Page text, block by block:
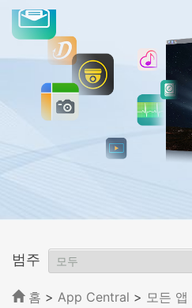
범주
홈 > App Central > 모든 앱